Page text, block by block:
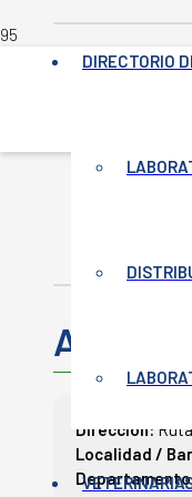
DIRECTORIO
INICIO
Dirección:
Localidad /